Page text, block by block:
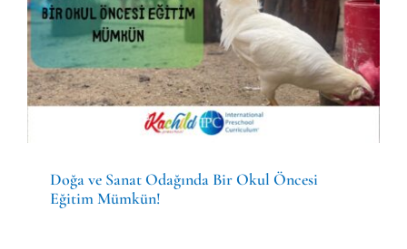
Okul Öncesi Eğitim
Mümkün!
Genel
Doğa ve Sanat Odağında Bir Okul Öncesi
Eğitim Mümkün!